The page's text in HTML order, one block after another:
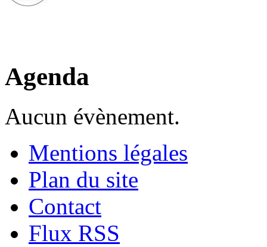
Agenda
Aucun évènement.
Mentions légales
Plan du site
Contact
Flux RSS